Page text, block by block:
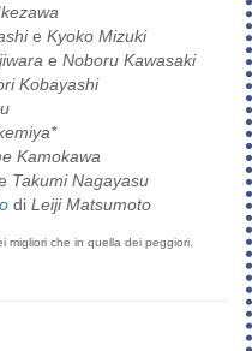
e Kyoko Mizuki
e Noboru Kawasaki
Kobayashi
Kamokawa
Takumi Nagayasu
di Leiji Matsumoto
migliori che in quella dei peggiori.